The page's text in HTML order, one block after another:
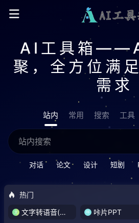
AI工具箱
聚，全方位满
需求
站内 常用 搜索 工具
对话 论文 设计 短剧
热门
文字转语音(琅琅配音)
咔片PPT